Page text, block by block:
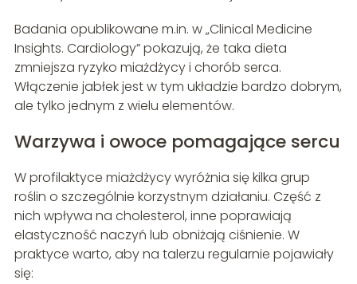
Badania opublikowane m.in. w „Clinical Medicine
Insights. Cardiology” pokazują, że taka dieta
zmniejsza ryzyko miażdżycy i chorób serca.
Włączenie jabłek jest w tym układzie bardzo dobrym,
ale tylko jednym z wielu elementów.
Warzywa i owoce pomagające sercu
W profilaktyce miażdżycy wyróżnia się kilka grup
roślin o szczególnie korzystnym działaniu. Część z
nich wpływa na cholesterol, inne poprawiają
elastyczność naczyń lub obniżają ciśnienie. W
praktyce warto, aby na talerzu regularnie pojawiały
się: